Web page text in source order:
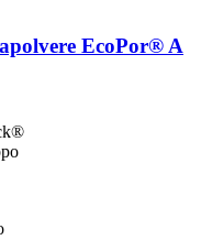
EcoPor® A